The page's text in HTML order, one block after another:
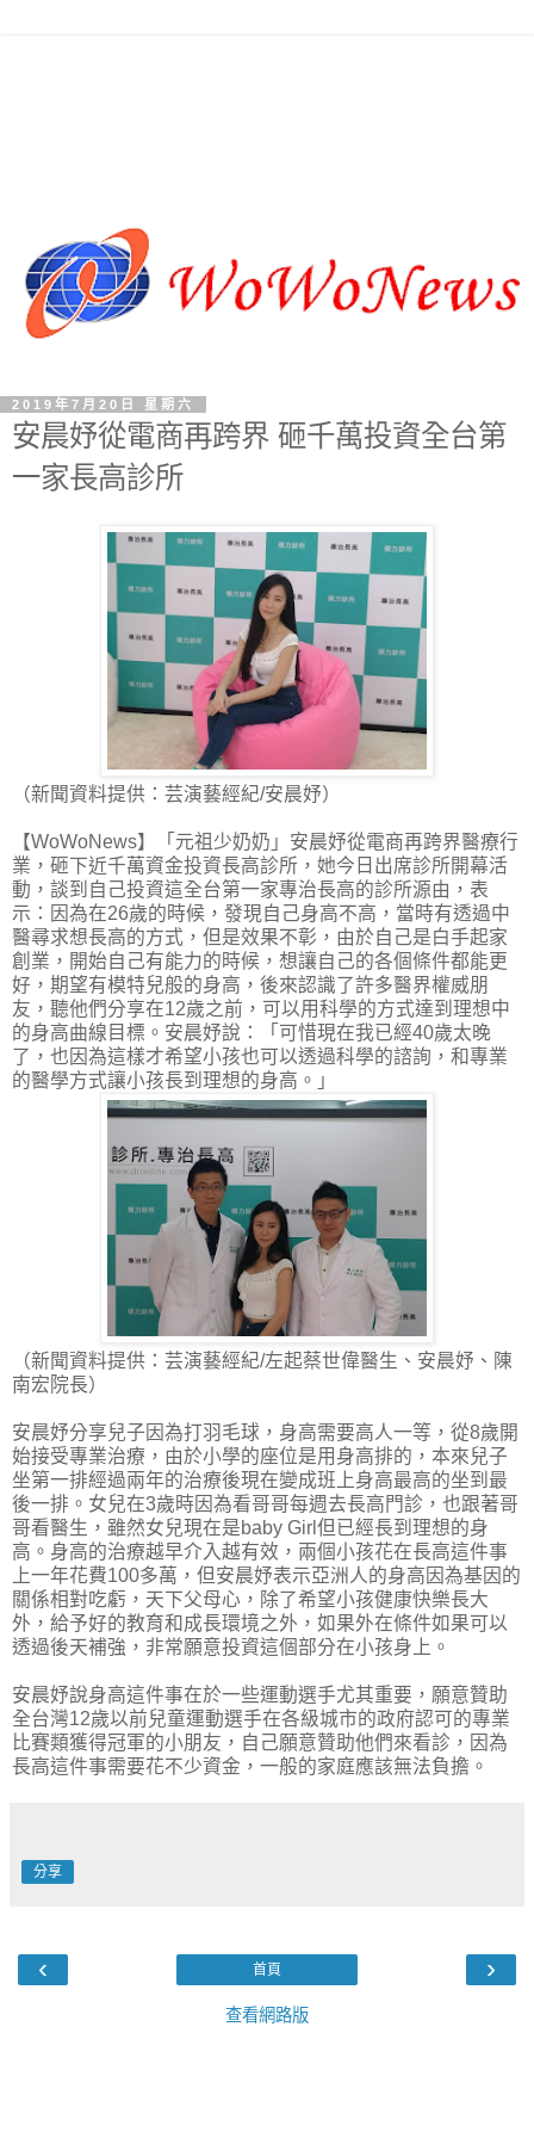
2019年7月20日 星期六
安晨妤從電商再跨界 砸千萬投資全台第
一家長高診所
（新聞資料提供：芸演藝經紀/安晨妤）
【WoWoNews】「元祖少奶奶」安晨妤從電商再跨界醫療行
業，砸下近千萬資金投資長高診所，她今日出席診所開幕活
動，談到自己投資這全台第一家專治長高的診所源由，表
示：因為在26歲的時候，發現自己身高不高，當時有透過中
醫尋求想長高的方式，但是效果不彰，由於自己是白手起家
創業，開始自己有能力的時候，想讓自己的各個條件都能更
好，期望有模特兒般的身高，後來認識了許多醫界權威朋
友，聽他們分享在12歲之前，可以用科學的方式達到理想中
的身高曲線目標。安晨妤說：「可惜現在我已經40歲太晚
了，也因為這樣才希望小孩也可以透過科學的諮詢，和專業
的醫學方式讓小孩長到理想的身高。」
（新聞資料提供：芸演藝經紀/左起蔡世偉醫生、安晨妤、陳
南宏院長）
安晨妤分享兒子因為打羽毛球，身高需要高人一等，從8歲開
始接受專業治療，由於小學的座位是用身高排的，本來兒子
坐第一排經過兩年的治療後現在變成班上身高最高的坐到最
後一排。女兒在3歲時因為看哥哥每週去長高門診，也跟著哥
哥看醫生，雖然女兒現在是baby Girl但已經長到理想的身
高。身高的治療越早介入越有效，兩個小孩花在長高這件事
上一年花費100多萬，但安晨妤表示亞洲人的身高因為基因的
關係相對吃虧，天下父母心，除了希望小孩健康快樂長大
外，給予好的教育和成長環境之外，如果外在條件如果可以
透過後天補強，非常願意投資這個部分在小孩身上。
安晨妤說身高這件事在於一些運動選手尤其重要，願意贊助
全台灣12歲以前兒童運動選手在各級城市的政府認可的專業
比賽類獲得冠軍的小朋友，自己願意贊助他們來看診，因為
長高這件事需要花不少資金，一般的家庭應該無法負擔。
分享
‹ ›
首頁
查看網路版